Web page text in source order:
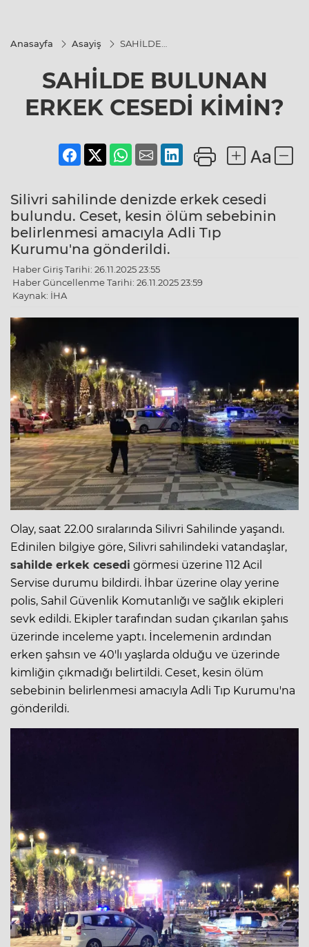
Anasayfa Asayiş
SAHİLDE
CESEDİ
KİMİN?
SAHİLDE BULUNAN
ERKEK CESEDİ KİMİN?
Silivri sahilinde denizde erkek cesedi
bulundu. Ceset, kesin ölüm sebebinin
belirlenmesi amacıyla Adli Tıp
Kurumu'na gönderildi.
Haber Giriş Tarihi: 26.11.2025 23:55
Haber Güncellenme Tarihi: 26.11.2025 23:59
Kaynak: İHA
Olay, saat 22.00 sıralarında Silivri Sahilinde yaşandı.
Edinilen bilgiye göre, Silivri sahilindeki vatandaşlar,
sahilde erkek cesedi görmesi üzerine 112 Acil
Servise durumu bildirdi. İhbar üzerine olay yerine
polis, Sahil Güvenlik Komutanlığı ve sağlık ekipleri
sevk edildi. Ekipler tarafından sudan çıkarılan şahıs
üzerinde inceleme yaptı. İncelemenin ardından
erken şahsın ve 40'lı yaşlarda olduğu ve üzerinde
kimliğin çıkmadığı belirtildi. Ceset, kesin ölüm
sebebinin belirlenmesi amacıyla Adli Tıp Kurumu'na
gönderildi.